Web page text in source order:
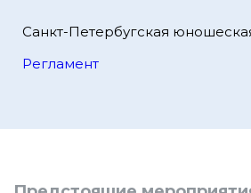
Санкт-Петербугская
Регламент